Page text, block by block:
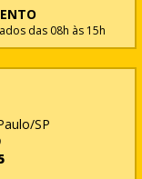
das 08h às 15h
SP